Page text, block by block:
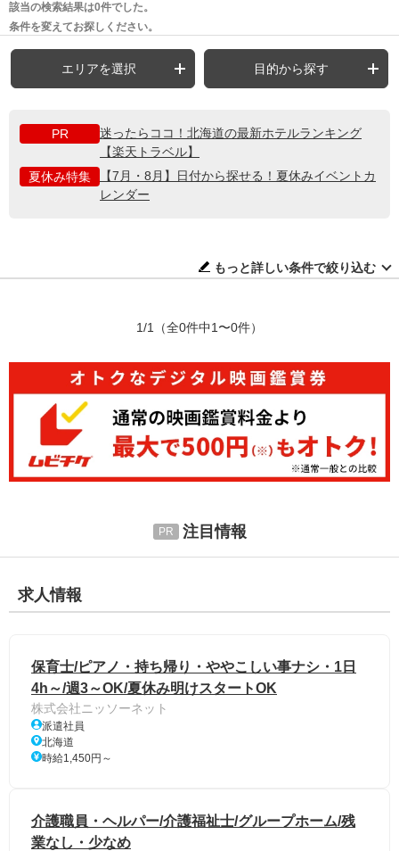
該当の検索結果は0件でした。
条件を変えてお探しください。
エリアを選択 目的から探す
PR
迷ったらココ！北海道の最新ホテルランキング
【楽天トラベル】
夏休み特集
【7月・8月】日付から探せる！夏休みイベントカ
レンダー
もっと詳しい条件で絞り込む
1/1 （全0件中1〜0件）
注目情報
求人情報
保育士/ピアノ・持ち帰り・ややこしい事ナシ・1日
4h～/週3～OK/夏休み明けスタートOK
株式会社ニッソーネット
派遣社員
北海道
時給1,450円～
介護職員・ヘルパー/介護福祉士/グループホーム/残
業なし・少なめ